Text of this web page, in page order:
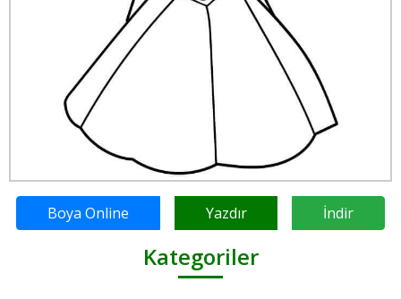
Boya Online Yazdır İndir
Kategoriler